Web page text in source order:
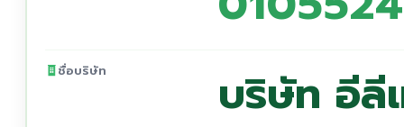
ชื่อบริษัท
บริษัท อีลี